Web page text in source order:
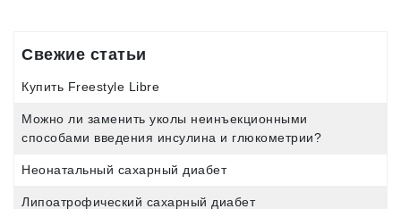
Свежие статьи
Купить Freestyle Libre
Можно ли заменить уколы неинъекционными
способами введения инсулина и глюкометрии?
Неонатальный сахарный диабет
Липоатрофический сахарный диабет